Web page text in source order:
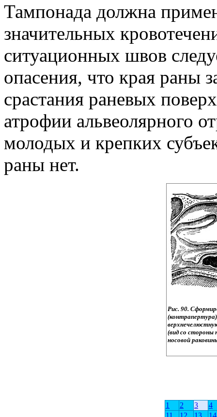
Тампонада должна
значительных
ситуационных швов
опасения, что края раны
срастания раневых
атрофии альвеолярного
молодых и крепких
раны нет.
Рис. 90.
(вид со стороны
носовой
1 2 3
4
11
12 13 14